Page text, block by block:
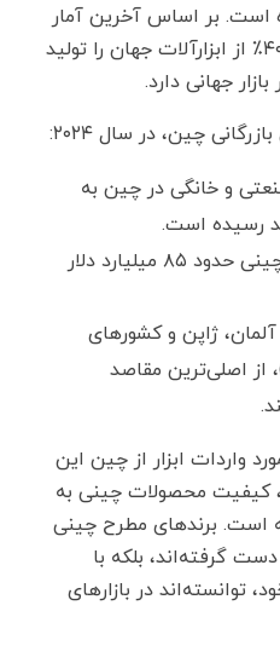
است. بر اساس آخرین آمار
منتشر شده، چین بیش از ۴۰٪ از ابزارآلات جهان را تولید
جهانی دارد.
چین، در سال ۲۰۲۴:
و خانگی در چین به
ارزش صادرات ابزارآلات چینی حدود ۸۵ میلیارد دلار
ژاپن و کشورهای
از اصلی‌ترین مقاصد
واردات ابزار از چین این
محصولات چینی به
است. برندهای مطرح چینی
دست گرفته‌اند، بلکه با
توانسته‌اند در بازارهای